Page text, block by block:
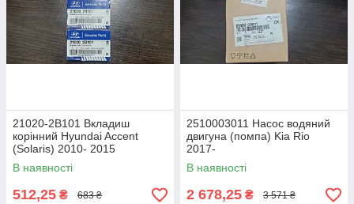
21020-2B101 Вкладиш
корінний Hyundai Accent
(Solaris) 2010- 2015
В наявності
512,25 ₴ 683 ₴
2510003011 Насос водяний
двигуна (помпа) Kia Rio
2017-
В наявності
2 678,25 ₴ 3 571 ₴